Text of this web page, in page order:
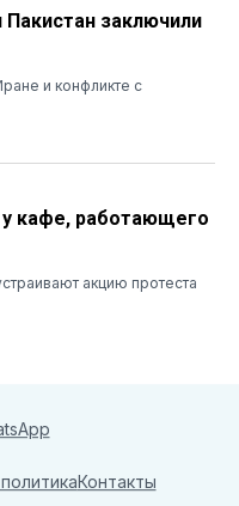
Пакистан заключили
и конфликте с
кафе, работающего
акцию протеста
Контакты